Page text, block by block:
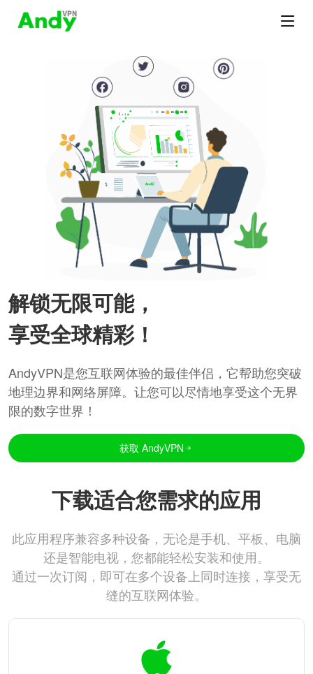
解锁无限可能，
享受全球精彩！
AndyVPN是您互联网体验的最佳伴侣，它帮助您突破
地理边界和网络屏障。让您可以尽情地享受这个无界
限的数字世界！
获取 AndyVPN
下载适合您需求的应用
此应用程序兼容多种设备，无论是手机、平板、电脑
还是智能电视，您都能轻松安装和使用。
通过一次订阅，即可在多个设备上同时连接，享受无
缝的互联网体验。